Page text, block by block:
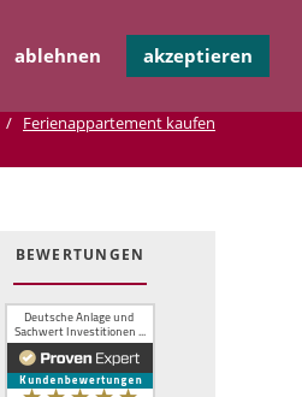
ablehnen akzeptieren
überspringen
KONTAKT
Ferienappartement kaufen
BEWERTUNGEN